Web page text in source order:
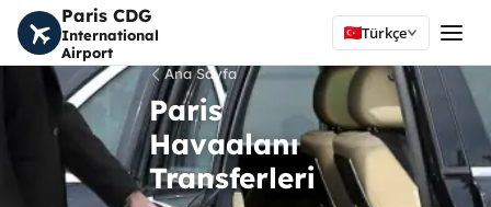
Paris CDG
International
Airport
Türkçe
Ana Sayfa
Paris
Havaalanı
Transferleri